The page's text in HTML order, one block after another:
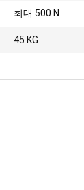
최대 500 N
45 KG